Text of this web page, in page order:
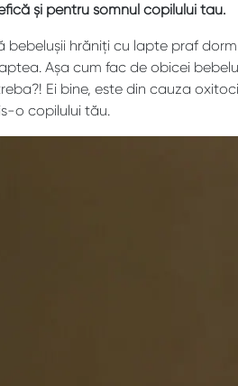
și pentru somnul copilului tau.
bebelușii hrăniți cu lapte praf
Așa cum fac de obicei
Ei bine, este din cauza
o copilului tău.